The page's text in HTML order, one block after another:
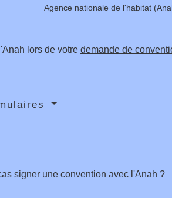
Agence nationale de l'habitat
lors de votre demande de
signer une convention avec l'Anah ?